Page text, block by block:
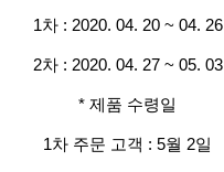
1차 : 2020. 04. 20 ~ 04. 26
2차 : 2020. 04. 27 ~ 05. 03
* 제품 수령일
1차 주문 고객 : 5월 2일